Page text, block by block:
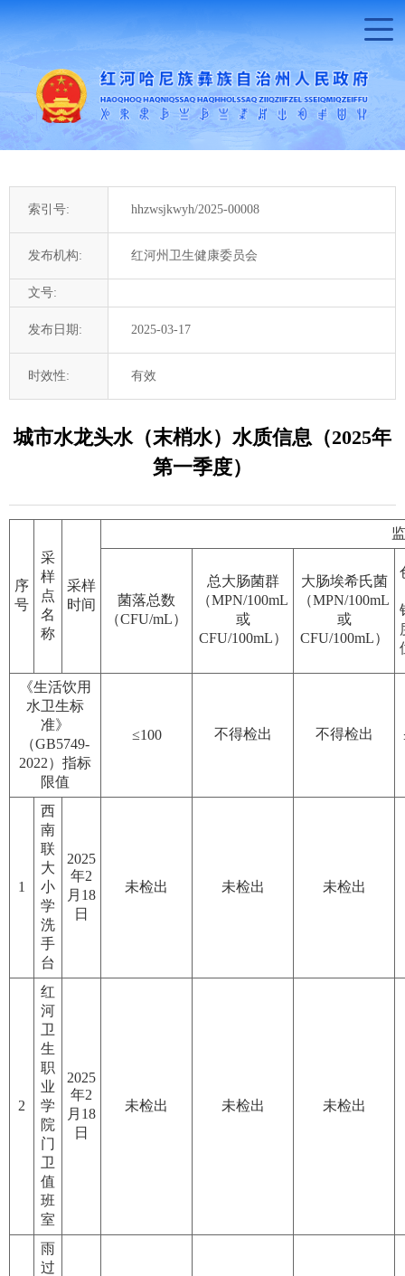
索引号: hhzwsjkwyh/2025-00008
发布机构: 红河州卫生健康委员会
文号:
发布日期: 2025-03-17
时效性: 有效
城市水龙头水（末梢水）水质信息（2025年
第一季度）
序
号
采
样
点
名
称
采样
时间
菌落总数
（CFU/mL）
总大肠菌群
（MPN/100mL
或
CFU/100mL）
大肠埃希氏菌
（MPN/100mL
或
CFU/100mL）
《生活饮用
水卫生标
准》
（GB5749-
2022）指标
限值
≤100 不得检出 不得检出
1
西
南
联
大
小
学
洗
手
台
2025
年2
月18
日
未检出 未检出 未检出
2
红
河
卫
生
职
业
学
院
门
卫
值
班
室
2025
年2
月18
日
未检出 未检出 未检出
雨
过